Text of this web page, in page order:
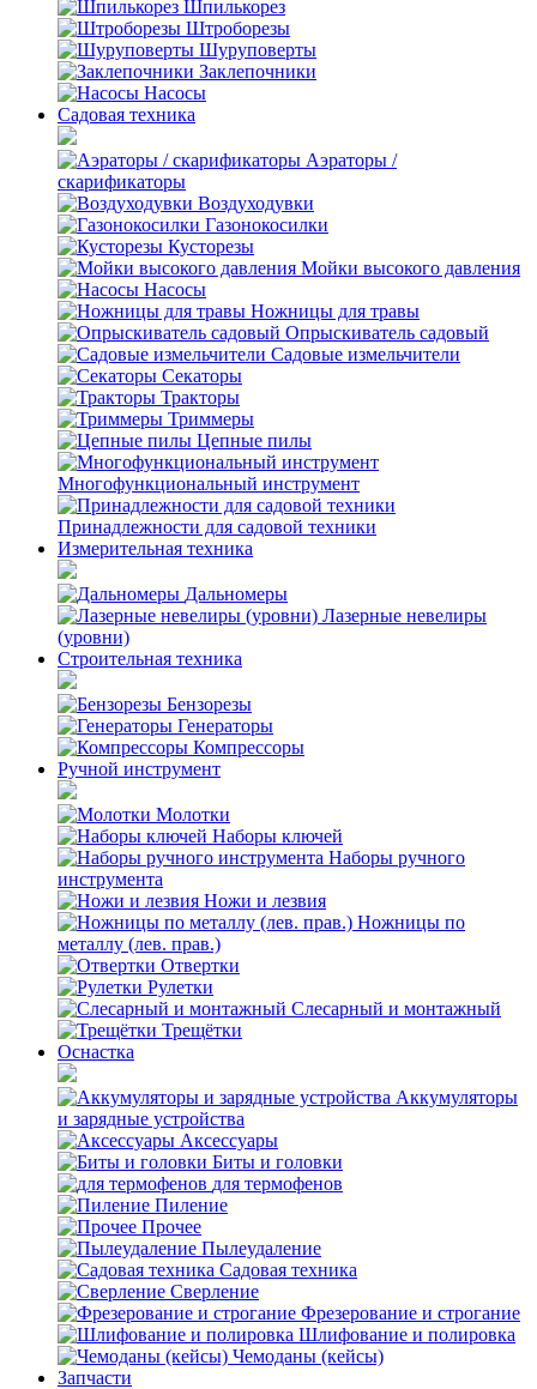
Шпилькорез
Штроборезы
Шуруповерты
Заклепочники
Насосы
Садовая техника
Аэраторы /
скарификаторы
Воздуходувки
Газонокосилки
Кусторезы
Мойки высокого давления
Насосы
Ножницы для травы
Опрыскиватель садовый
Садовые измельчители
Секаторы
Тракторы
Триммеры
Цепные пилы
Многофункциональный инструмент
Принадлежности для садовой техники
Измерительная техника
Дальномеры
Лазерные невелиры
(уровни)
Строительная техника
Бензорезы
Генераторы
Компрессоры
Ручной инструмент
Молотки
Наборы ключей
Наборы ручного
инструмента
Ножи и лезвия
Ножницы по
металлу (лев. прав.)
Отвертки
Рулетки
Слесарный и монтажный
Трещётки
Оснастка
Аккумуляторы
и зарядные устройства
Аксессуары
Биты и головки
для термофенов
Пиление
Прочее
Пылеудаление
Садовая техника
Сверление
Фрезерование и строгание
Шлифование и полировка
Чемоданы (кейсы)
Запчасти